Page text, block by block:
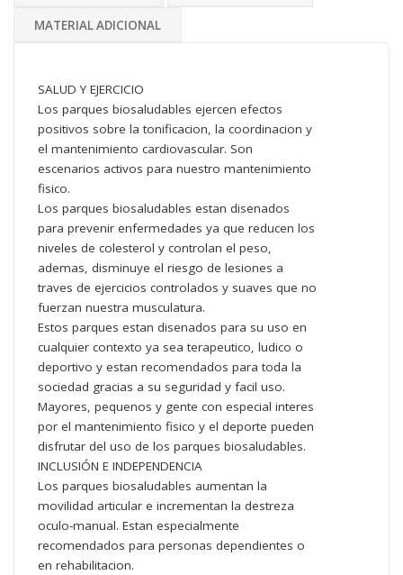
MATERIAL ADICIONAL
SALUD Y EJERCICIO
Los parques biosaludables ejercen efectos
positivos sobre la tonificacion, la coordinacion y
el mantenimiento cardiovascular. Son
escenarios activos para nuestro mantenimiento
fisico.
Los parques biosaludables estan disenados
para prevenir enfermedades ya que reducen los
niveles de colesterol y controlan el peso,
ademas, disminuye el riesgo de lesiones a
traves de ejercicios controlados y suaves que no
fuerzan nuestra musculatura.
Estos parques estan disenados para su uso en
cualquier contexto ya sea terapeutico, ludico o
deportivo y estan recomendados para toda la
sociedad gracias a su seguridad y facil uso.
Mayores, pequenos y gente con especial interes
por el mantenimiento fisico y el deporte pueden
disfrutar del uso de los parques biosaludables.
INCLUSIÓN E INDEPENDENCIA
Los parques biosaludables aumentan la
movilidad articular e incrementan la destreza
oculo-manual. Estan especialmente
recomendados para personas dependientes o
en rehabilitacion.